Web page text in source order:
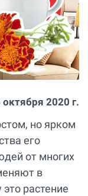
октября 2020 г.
но ярком
его
от многих
в
растение